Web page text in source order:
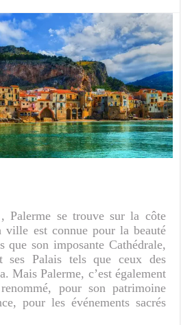
Palerme se trouve sur la côte
est connue pour la beauté
que son imposante Cathédrale,
ses Palais tels que ceux des
Mais Palerme, c’est également
pour son patrimoine
pour les événements sacrés